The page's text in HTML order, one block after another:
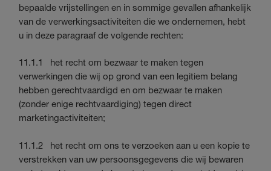
bepaalde vrijstellingen en in sommige gevallen afhankelijk
van de verwerkingsactiviteiten die we ondernemen, hebt
u in deze paragraaf de volgende rechten:
11.1.1 het recht om bezwaar te maken tegen
verwerkingen die wij op grond van een legitiem belang
hebben gerechtvaardigd en om bezwaar te maken
(zonder enige rechtvaardiging) tegen direct
marketingactiviteiten;
11.1.2 het recht om ons te verzoeken aan u een kopie te
verstrekken van uw persoonsgegevens die wij bewaren